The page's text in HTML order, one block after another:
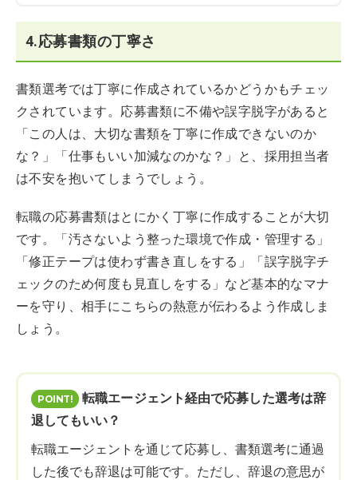
4.応募書類の丁寧さ
書類選考では丁寧に作成されているかどうかもチェッ
クされています。応募書類に不備や誤字脱字があると
「この人は、大切な書類を丁寧に作成できないのか
な？」「仕事もいい加減なのかな？」と、採用担当者
は不安を抱いてしまうでしょう。
転職の応募書類はとにかく丁寧に作成することが大切
です。「汚さないよう整った環境で作成・管理する」
「修正テープは使わず書き直しをする」「誤字脱字チ
ェックのため何度も見直しをする」など基本的なマナ
ーを守り、相手にこちらの熱意が伝わるよう作成しま
しょう。
転職エージェント経由で応募した選考は辞
退してもいい？
転職エージェントを通じて応募し、書類選考に通過
した後でも辞退は可能です。ただし、辞退の意思が